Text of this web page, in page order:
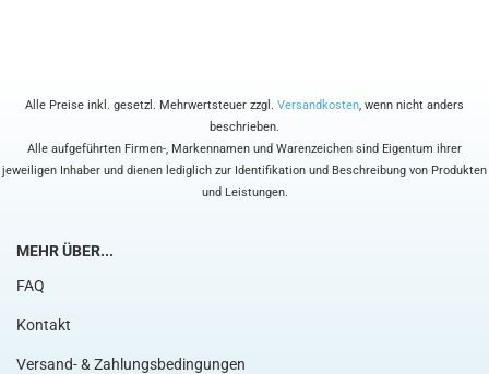
Alle Preise inkl. gesetzl. Mehrwertsteuer zzgl. Versandkosten, wenn nicht anders
beschrieben.
Alle aufgeführten Firmen-, Markennamen und Warenzeichen sind Eigentum ihrer
jeweiligen Inhaber und dienen lediglich zur Identifikation und Beschreibung von Produkten
und Leistungen.
MEHR ÜBER...
FAQ
Kontakt
Versand- & Zahlungsbedingungen